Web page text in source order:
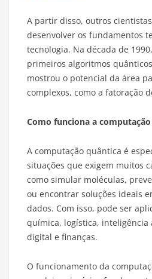
A partir disso, outros
desenvolver os fundamentos
tecnologia. Na década de
primeiros algoritmos
mostrou o potencial da área
complexos, como a fatoração
Como funciona a
A computação quântica é
situações que exigem muitos
como simular moléculas,
ou encontrar soluções ideais
dados. Com isso, pode ser
química, logística, inteligência
digital e finanças.
O funcionamento da